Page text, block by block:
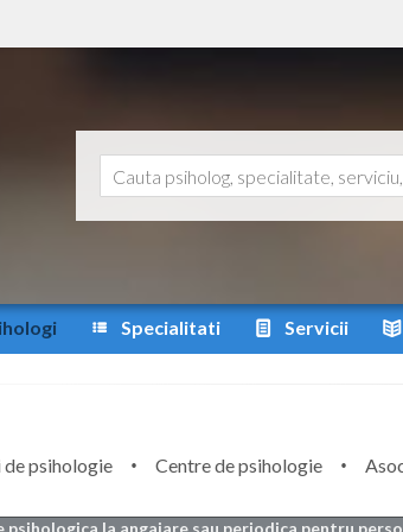
Specialitati Servicii
psihologie Centre de psihologie
psihologica la angajare sau periodica pentru